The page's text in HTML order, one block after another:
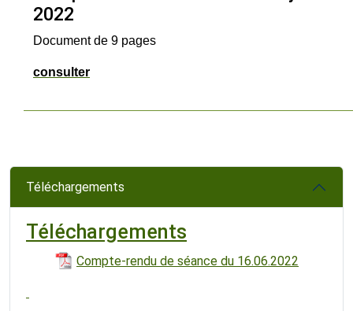
2022
Document de 9 pages
consulter
Téléchargements
Téléchargements
Compte-rendu de séance du 16.06.2022